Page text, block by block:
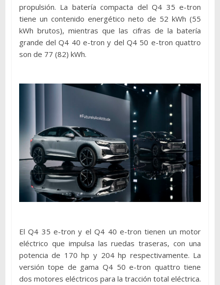
propulsión. La batería compacta del Q4 35 e-tron
tiene un contenido energético neto de 52 kWh (55
kWh brutos), mientras que las cifras de la batería
grande del Q4 40 e-tron y del Q4 50 e-tron quattro
son de 77 (82) kWh.
El Q4 35 e-tron y el Q4 40 e-tron tienen un motor
eléctrico que impulsa las ruedas traseras, con una
potencia de 170 hp y 204 hp respectivamente. La
versión tope de gama Q4 50 e-tron quattro tiene
dos motores eléctricos para la tracción total eléctrica.